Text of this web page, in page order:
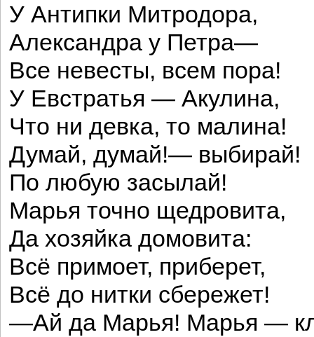
У Антипки Митродора,
Александра у Петра—
Все невесты, всем пора!
У Евстратья — Акулина,
Что ни девка, то малина!
Думай, думай!— выбирай!
По любую засылай!
Марья точно щедровита,
Да хозяйка домовита:
Всё примоет, приберет,
Всё до нитки сбережет!
—Ай да Марья! Марья —